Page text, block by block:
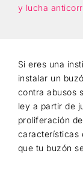
y lucha
Si eres una
instalar un
contra abusos
ley a partir de
proliferación
características
que tu buzón